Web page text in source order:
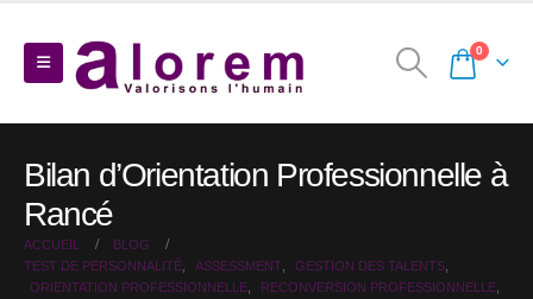
0
Bilan d’Orientation Professionnelle à
Rancé
ACCUEIL
BLOG
TEST DE PERSONNALITÉ
ASSESSMENT GESTION DES TALENTS
ORIENTATION PROFESSIONNELLE
RECONVERSION PROFESSIONNELLE